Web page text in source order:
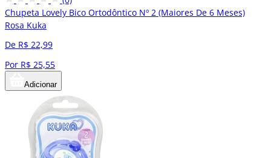
Chupeta Lovely Bico Ortodôntico Nº 2 (Maiores De 6 Meses)
Rosa Kuka
De R$ 22,99
Por R$ 25,55
Adicionar